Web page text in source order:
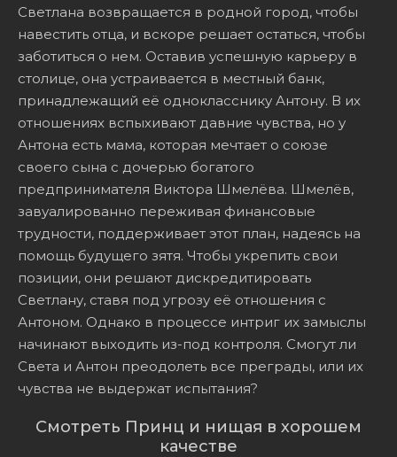
Светлана возвращается в родной город, чтобы
навестить отца, и вскоре решает остаться, чтобы
заботиться о нем. Оставив успешную карьеру в
столице, она устраивается в местный банк,
принадлежащий её однокласснику Антону. В их
отношениях вспыхивают давние чувства, но у
Антона есть мама, которая мечтает о союзе
своего сына с дочерью богатого
предпринимателя Виктора Шмелёва. Шмелёв,
завуалированно переживая финансовые
трудности, поддерживает этот план, надеясь на
помощь будущего зятя. Чтобы укрепить свои
позиции, они решают дискредитировать
Светлану, ставя под угрозу её отношения с
Антоном. Однако в процессе интриг их замыслы
начинают выходить из-под контроля. Смогут ли
Света и Антон преодолеть все преграды, или их
чувства не выдержат испытания?
Смотреть Принц и нищая в хорошем
качестве